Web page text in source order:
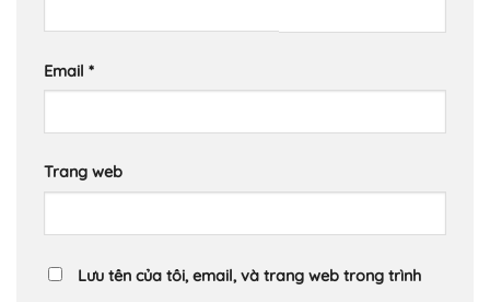
Email *
Trang web
Lưu tên của tôi, email, và trang web trong trình